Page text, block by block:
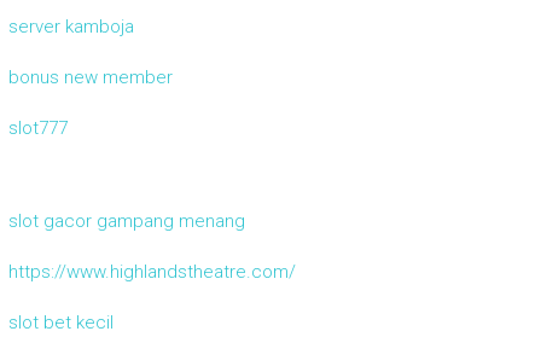
server kamboja
bonus new member
slot777
slot gacor gampang menang
https://www.highlandstheatre.com/
slot bet kecil